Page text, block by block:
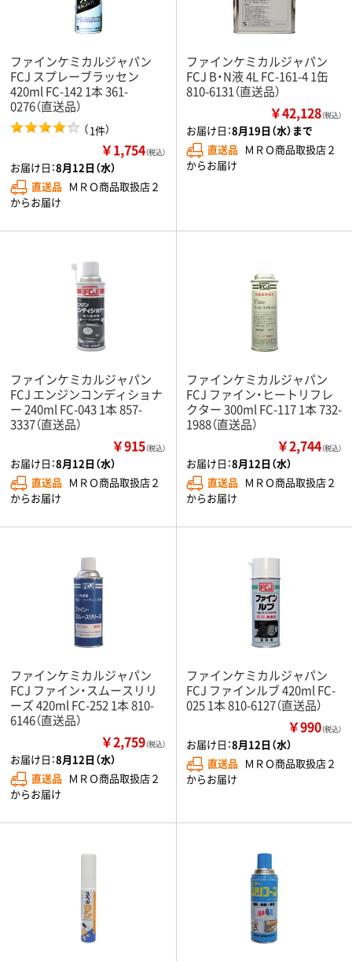
ファインケミカルジャパン
FCJ スプレーブラッセン
420ml FC-142 1本 361-
0276（直送品）
（1件）
￥1,754（税込）
お届け日：8月12日（水）
直送品 ＭＲＯ商品取扱店２
からお届け
ファインケミカルジャパン
FCJ B・N液 4L FC-161-4 1缶
810-6131（直送品）
￥42,128（税込）
お届け日：8月19日（水）まで
直送品 ＭＲＯ商品取扱店２
からお届け
ファインケミカルジャパン
FCJ エンジンコンディショナ
ー 240ml FC-043 1本 857-
3337（直送品）
￥915（税込）
お届け日：8月12日（水）
直送品 ＭＲＯ商品取扱店２
からお届け
ファインケミカルジャパン
FCJ ファイン・ヒートリフレ
クター 300ml FC-117 1本 732-
1988（直送品）
￥2,744（税込）
お届け日：8月12日（水）
直送品 ＭＲＯ商品取扱店２
からお届け
ファインケミカルジャパン
FCJ ファイン・スムースリリ
ーズ 420ml FC-252 1本 810-
6146（直送品）
￥2,759（税込）
お届け日：8月12日（水）
直送品 ＭＲＯ商品取扱店２
からお届け
ファインケミカルジャパン
FCJ ファインルブ 420ml FC-
025 1本 810-6127（直送品）
￥990（税込）
お届け日：8月12日（水）
直送品 ＭＲＯ商品取扱店２
からお届け